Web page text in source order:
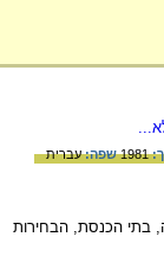
1981 שפה:עברית
בתי הכנסת, הבחירות